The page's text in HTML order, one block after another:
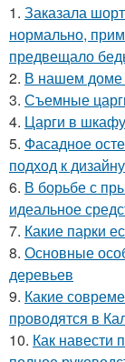
1. Заказала
нормально,
предвещало
2. В нашем доме
3. Съемные
4. Царги в
5. Фасадное
подход к
6. В борьбе с
идеальное
7. Какие парки
8. Основные
деревьев
9. Какие
проводятся в
10. Как навести